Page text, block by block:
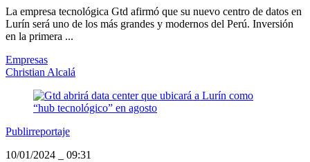
La empresa tecnológica Gtd afirmó que su nuevo centro de datos en
Lurín será uno de los más grandes y modernos del Perú. Inversión
en la primera ...
Empresas
Christian Alcalá
Publirreportaje
10/01/2024
09:31